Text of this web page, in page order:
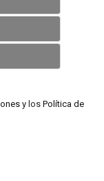
y los Política de